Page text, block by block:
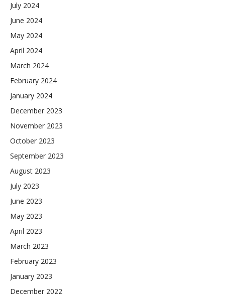
July 2024
June 2024
May 2024
April 2024
March 2024
February 2024
January 2024
December 2023
November 2023
October 2023
September 2023
August 2023
July 2023
June 2023
May 2023
April 2023
March 2023
February 2023
January 2023
December 2022